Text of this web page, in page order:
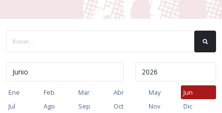
Ene Feb Mar Abr May
Jun
Jul
Ago Sep Oct Nov
Dic